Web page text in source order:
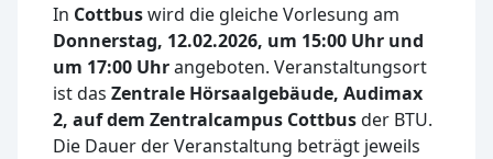
In Cottbuswird die gleiche Vorlesung am
Donnerstag, 12.02.2026, um 15:00 Uhr und
um 17:00 Uhrangeboten. Veranstaltungsort
ist das Zentrale Hörsaalgebäude, Audimax
2, auf dem Zentralcampus Cottbusder BTU.
Die Dauer der Veranstaltung beträgt jeweils